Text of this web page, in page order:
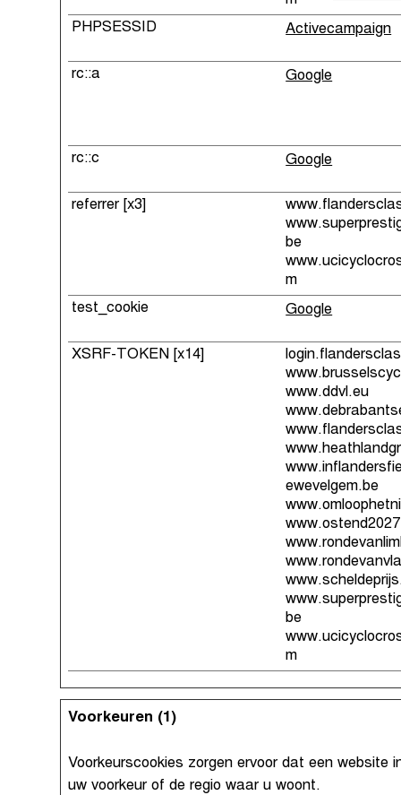
PHPSESSID
Activecampaign
rc::a Google
rc::c Google
referrer [x3]
be
m
test_cookie
Google
XSRF-TOKEN [x14]
www.ddvl.eu
ewevelgem.be
be
m
Voorkeuren (1)
Voorkeurscookies zorgen ervoor dat een
uw voorkeur of de regio waar u woont.